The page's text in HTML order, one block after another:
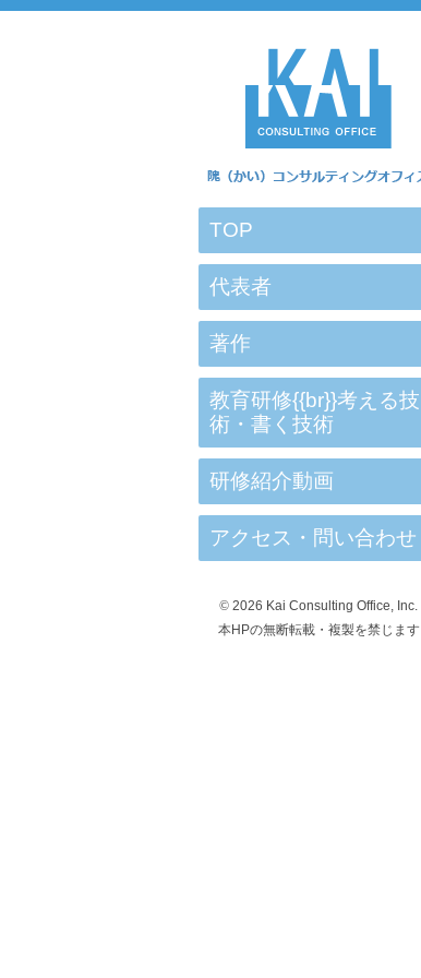
TOP
代表者
著作
教育研修{{br}}考える技
術・書く技術
研修紹介動画
アクセス・問い合わせ
© 2026 Kai Consulting Office, Inc.
本HPの無断転載・複製を禁じます